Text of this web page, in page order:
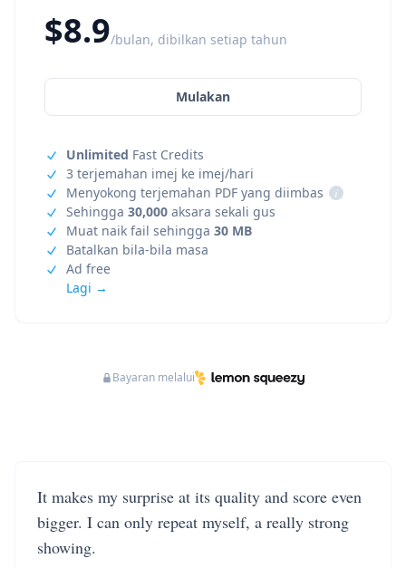
$8.9/bulan, dibilkan setiap tahun
Mulakan
Unlimited Fast Credits
3 terjemahan imej ke imej/hari
Menyokong terjemahan PDF yang diimbas
i
Sehingga 30,000 aksara sekali gus
Muat naik fail sehingga 30 MB
Batalkan bila-bila masa
Ad free
Lagi →
Bayaran melalui
It makes my surprise at its quality and score even
bigger. I can only repeat myself, a really strong
showing.